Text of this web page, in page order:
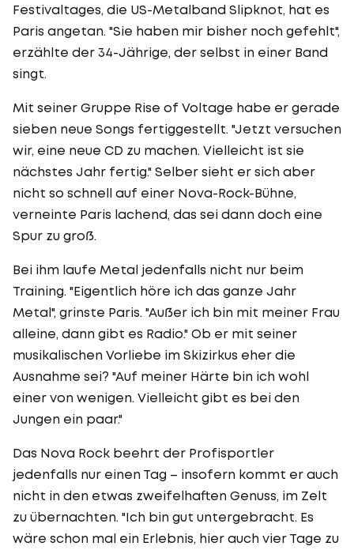
Festivaltages, die US-Metalband Slipknot, hat es
Paris angetan. "Sie haben mir bisher noch gefehlt",
erzählte der 34-Jährige, der selbst in einer Band
singt.
Mit seiner Gruppe Rise of Voltage habe er gerade
sieben neue Songs fertiggestellt. "Jetzt versuchen
wir, eine neue CD zu machen. Vielleicht ist sie
nächstes Jahr fertig." Selber sieht er sich aber
nicht so schnell auf einer Nova-Rock-Bühne,
verneinte Paris lachend, das sei dann doch eine
Spur zu groß.
Bei ihm laufe Metal jedenfalls nicht nur beim
Training. "Eigentlich höre ich das ganze Jahr
Metal", grinste Paris. "Außer ich bin mit meiner Frau
alleine, dann gibt es Radio." Ob er mit seiner
musikalischen Vorliebe im Skizirkus eher die
Ausnahme sei? "Auf meiner Härte bin ich wohl
einer von wenigen. Vielleicht gibt es bei den
Jungen ein paar."
Das Nova Rock beehrt der Profisportler
jedenfalls nur einen Tag – insofern kommt er auch
nicht in den etwas zweifelhaften Genuss, im Zelt
zu übernachten. "Ich bin gut untergebracht. Es
wäre schon mal ein Erlebnis, hier auch vier Tage zu